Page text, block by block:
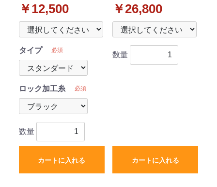
ダード 受注生産
￥12,500
タイプ 必須
ロック加工糸 必須
数量
カートに入れる
付) ラバータイプ
￥26,800
数量
カートに入れる